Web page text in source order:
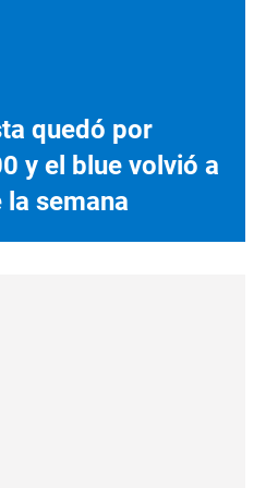
quedó por
y el blue volvió a
semana